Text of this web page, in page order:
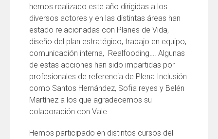
hemos realizado este año dirigidas a los
diversos actores y en las distintas áreas han
estado relacionadas con Planes de Vida,
diseño del plan estratégico, trabajo en equipo,
comunicación interna, Realfooding…. Algunas
de estas acciones han sido impartidas por
profesionales de referencia de Plena Inclusión
como Santos Hernández, Sofia reyes y Belén
Martínez a los que agradecemos su
colaboración con Vale.
Hemos participado en distintos cursos del